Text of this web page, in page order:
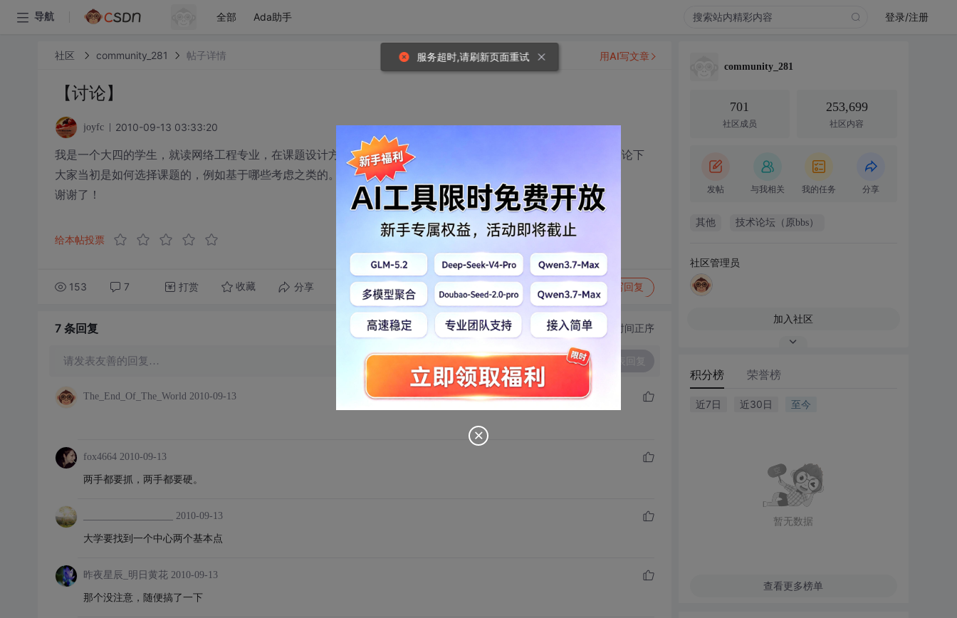
导航 全部 Ada助手 登录/注册
社区 community_281 帖子详情
【讨论】
joyfc 2010-09-13 03:33:20
我是一个大四的学生，就读网络工程专业，在课题设计方面不知道应该如何正确选择，希望各位“过来人”能够来讨论下
大家当初是如何选择课题的，例如基于哪些考虑之类的。
谢谢了！
给本帖投票
153 7 打赏 收藏 分享 转发到动态 举报 写回复
用AI写文章
7 条回复 切换为时间正序
请发表友善的回复…
The_End_Of_The_World 2010-09-13
fox4664 2010-09-13
两手都要抓，两手都要硬。
2010-09-13
大学要找到一个中心两个基本点
昨夜星辰_明日黄花 2010-09-13
那个没注意，随便搞了一下
community_281
701
社区成员
253,699
社区内容
发帖 与我相关 我的任务 分享
其他 技术论坛（原bbs）
社区管理员
加入社区
积分榜 荣誉榜
近7日 近30日 至今
暂无数据
查看更多榜单
服务超时,请刷新页面重试